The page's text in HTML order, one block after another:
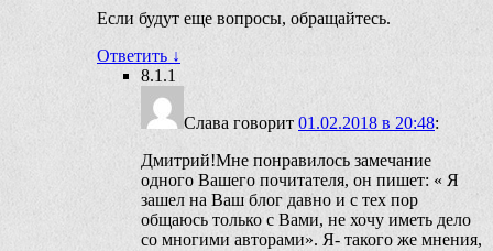
Если будут еще вопросы, обращайтесь.
Ответить ↓
8.1.1
Слава говорит 01.02.2018 в 20:48:
Дмитрий!Мне понравилось замечание
одного Вашего почитателя, он пишет: « Я
зашел на Ваш блог давно и с тех пор
общаюсь только с Вами, не хочу иметь дело
со многими авторами». Я- такого же мнения,